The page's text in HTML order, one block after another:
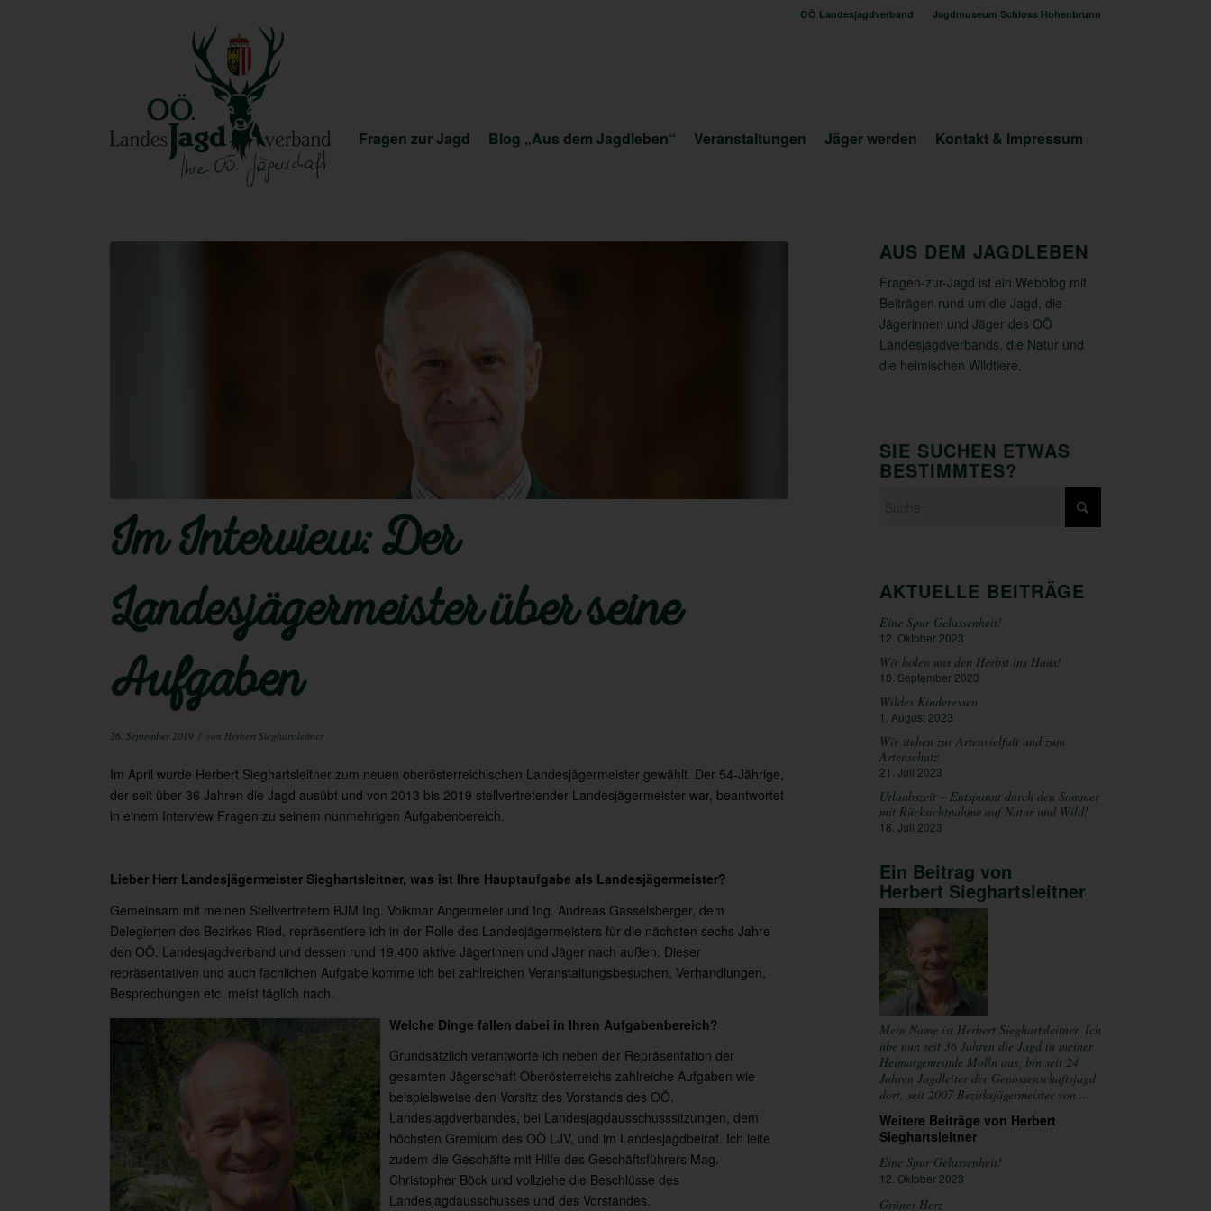
OÖ Landesjagdverband Jagdmuseum Schloss Hohenbrunn
Fragen zur Jagd Blog „Aus dem Jagdleben“ Veranstaltungen Jäger werden Kontakt & Impressum
Im Interview: Der
Landesjägermeister über seine
Aufgaben
26. September 2019 / von Herbert Sieghartsleitner
Im April wurde Herbert Sieghartsleitner zum neuen oberösterreichischen Landesjägermeister gewählt. Der 54-Jährige,
der seit über 36 Jahren die Jagd ausübt und von 2013 bis 2019 stellvertretender Landesjägermeister war, beantwortet
in einem Interview Fragen zu seinem nunmehrigen Aufgabenbereich.
Lieber Herr Landesjägermeister Sieghartsleitner, was ist Ihre Hauptaufgabe als Landesjägermeister?
Gemeinsam mit meinen Stellvertretern BJM Ing. Volkmar Angermeier und Ing. Andreas Gasselsberger, dem
Delegierten des Bezirkes Ried, repräsentiere ich in der Rolle des Landesjägermeisters für die nächsten sechs Jahre
den OÖ. Landesjagdverband und dessen rund 19.400 aktive Jägerinnen und Jäger nach außen. Dieser
repräsentativen und auch fachlichen Aufgabe komme ich bei zahlreichen Veranstaltungsbesuchen, Verhandlungen,
Besprechungen etc. meist täglich nach.
Welche Dinge fallen dabei in Ihren Aufgabenbereich?
Grundsätzlich verantworte ich neben der Repräsentation der
gesamten Jägerschaft Oberösterreichs zahlreiche Aufgaben wie
beispielsweise den Vorsitz des Vorstands des OÖ.
Landesjagdverbandes, bei Landesjagdausschusssitzungen, dem
höchsten Gremium des OÖ LJV, und im Landesjagdbeirat. Ich leite
zudem die Geschäfte mit Hilfe des Geschäftsführers Mag.
Christopher Böck und vollziehe die Beschlüsse des
Landesjagdausschusses und des Vorstandes.
AUS DEM JAGDLEBEN
Fragen-zur-Jagd ist ein Webblog mit
Beiträgen rund um die Jagd, die
Jägerinnen und Jäger des OÖ
Landesjagdverbands, die Natur und
die heimischen Wildtiere.
SIE SUCHEN ETWAS
BESTIMMTES?
AKTUELLE BEITRÄGE
Eine Spur Gelassenheit!
12. Oktober 2023
Wir holen uns den Herbst ins Haus!
18. September 2023
Wildes Kinderessen
1. August 2023
Wir stehen zur Artenvielfalt und zum
Artenschutz
21. Juli 2023
Urlaubszeit – Entspannt durch den Sommer
mit Rücksichtnahme auf Natur und Wild!
18. Juli 2023
Ein Beitrag von
Herbert Sieghartsleitner
Mein Name ist Herbert Sieghartsleitner. Ich
übe nun seit 36 Jahren die Jagd in meiner
Heimatgemeinde Molln aus, bin seit 24
Jahren Jagdleiter der Genossenschaftsjagd
dort, seit 2007 Bezirksjägermeister von ...
Weitere Beiträge von Herbert
Sieghartsleitner
Eine Spur Gelassenheit!
12. Oktober 2023
Grünes Herz